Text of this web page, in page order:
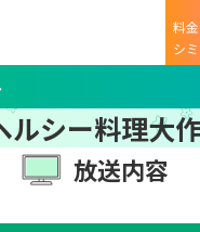
料金
シ
ルシー料理大
放送内容